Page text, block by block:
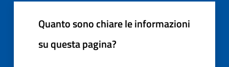
Quanto sono chiare le informazioni
su questa pagina?